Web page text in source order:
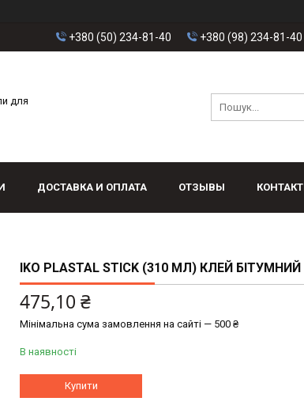
+380 (50) 234-81-40 +380 (98) 234-81-40
для
ДОСТАВКА И ОПЛАТА ОТЗЫВЫ
IKO PLASTAL STICK (310 МЛ) КЛЕЙ БІТУМНИЙ
475,10 ₴
Мінімальна сума замовлення на сайті — 500 ₴
В наявності
Купити